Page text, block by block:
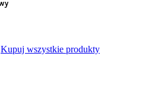
Kupuj wszystkie produkty